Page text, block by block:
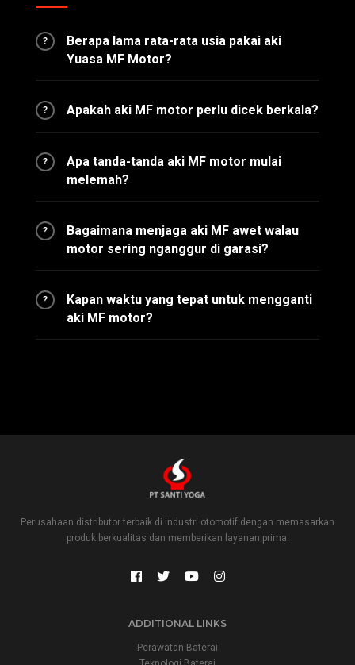
?
Berapa lama rata-rata usia pakai aki
Yuasa MF Motor?
? Apakah aki MF motor perlu dicek berkala?
?
Apa tanda-tanda aki MF motor mulai
melemah?
?
Bagaimana menjaga aki MF awet walau
motor sering nganggur di garasi?
?
Kapan waktu yang tepat untuk mengganti
aki MF motor?
Perusahaan distributor terbaik di industri otomotif dengan memasarkan
produk berkualitas dan memberikan layanan prima.
ADDITIONAL LINKS
Perawatan Baterai